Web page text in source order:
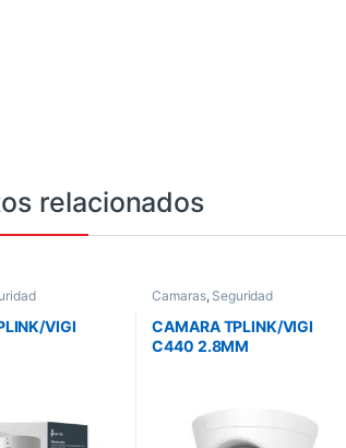
relacionados
VIGI
POE
Camaras, Seguridad
CAMARA TPLINK/VIGI
C440 2.8MM
WIFI/POE